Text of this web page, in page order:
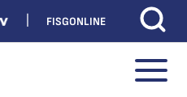
FISGONLINE